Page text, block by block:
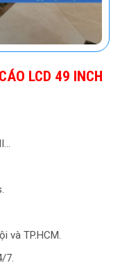
LCD 49 INCH
và TP.HCM.
7.